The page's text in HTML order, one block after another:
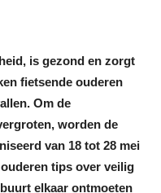
is gezond en zorgt
fietsende ouderen
Om de
worden de
van 18 tot 28 mei
tips over veilig
elkaar ontmoeten